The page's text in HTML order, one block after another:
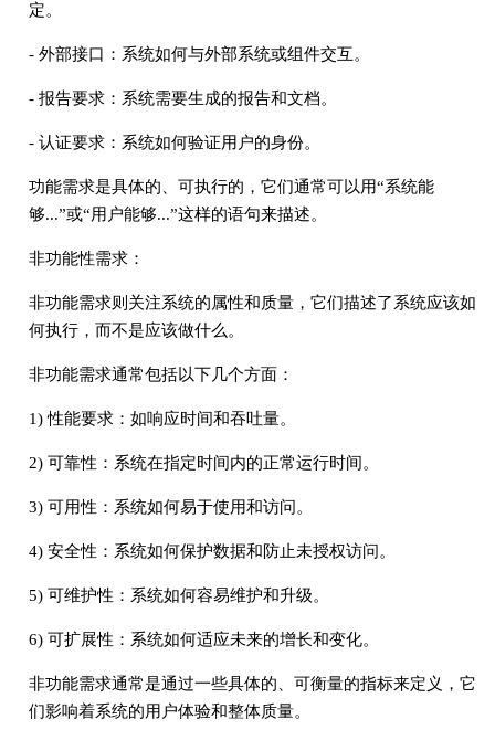
定。
- 外部接口：系统如何与外部系统或组件交互。
- 报告要求：系统需要生成的报告和文档。
- 认证要求：系统如何验证用户的身份。
功能需求是具体的、可执行的，它们通常可以用“系统能
够...”或“用户能够...”这样的语句来描述。
非功能性需求：
非功能需求则关注系统的属性和质量，它们描述了系统应该如
何执行，而不是应该做什么。
非功能需求通常包括以下几个方面：
1) 性能要求：如响应时间和吞吐量。
2) 可靠性：系统在指定时间内的正常运行时间。
3) 可用性：系统如何易于使用和访问。
4) 安全性：系统如何保护数据和防止未授权访问。
5) 可维护性：系统如何容易维护和升级。
6) 可扩展性：系统如何适应未来的增长和变化。
非功能需求通常是通过一些具体的、可衡量的指标来定义，它
们影响着系统的用户体验和整体质量。